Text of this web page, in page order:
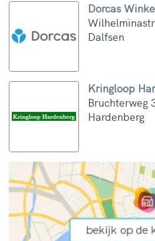
Dorcas
Dalfsen
Kringloop
Bruchterweg
Hardenberg